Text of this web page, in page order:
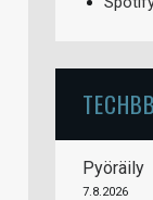
Pyöräily
7.8.2026